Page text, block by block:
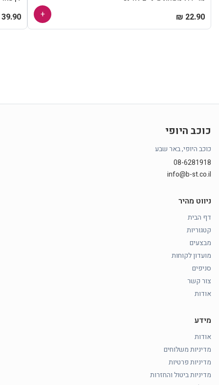
22.90 ₪
+
39.90 ₪
כוכב היופי
כוכב היופי, באר שבע
08-6281918
info@b-st.co.il
ניווט מהיר
דף הבית
קטגוריות
מבצעים
מועדון לקוחות
סניפים
צור קשר
אודות
מידע
אודות
מדיניות משלוחים
מדיניות פרטיות
מדיניות ביטול והחזרות